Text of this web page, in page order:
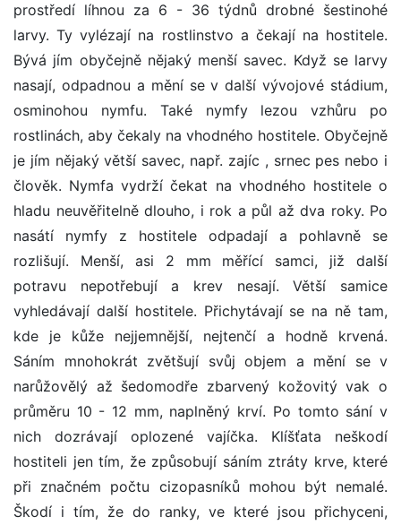
prostředí líhnou za 6 - 36 týdnů drobné šestinohé
larvy. Ty vylézají na rostlinstvo a čekají na hostitele.
Bývá jím obyčejně nějaký menší savec. Když se larvy
nasají, odpadnou a mění se v další vývojové stádium,
osminohou nymfu. Také nymfy lezou vzhůru po
rostlinách, aby čekaly na vhodného hostitele. Obyčejně
je jím nějaký větší savec, např. zajíc , srnec pes nebo i
člověk. Nymfa vydrží čekat na vhodného hostitele o
hladu neuvěřitelně dlouho, i rok a půl až dva roky. Po
nasátí nymfy z hostitele odpadají a pohlavně se
rozlišují. Menší, asi 2 mm měřící samci, již další
potravu nepotřebují a krev nesají. Větší samice
vyhledávají další hostitele. Přichytávají se na ně tam,
kde je kůže nejjemnější, nejtenčí a hodně krvená.
Sáním mnohokrát zvětšují svůj objem a mění se v
narůžovělý až šedomodře zbarvený kožovitý vak o
průměru 10 - 12 mm, naplněný krví. Po tomto sání v
nich dozrávají oplozené vajíčka. Klíšťata neškodí
hostiteli jen tím, že způsobují sáním ztráty krve, které
při značném počtu cizopasníků mohou být nemalé.
Škodí i tím, že do ranky, ve které jsou přichyceni,